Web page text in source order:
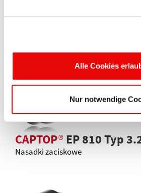
Alle Cookies
Nur notwendige
CAPTOP®EP 810 Typ
CAPTOP®EP 810 Typ
Nasadki zaciskowe